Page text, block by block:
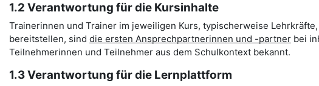
1.2 Verantwortung für die Kursinhalte
Trainerinnen und Trainer im jeweiligen Kurs, typischerweise
bereitstellen, sind die ersten Ansprechpartnerinnen und -partner bei
Teilnehmerinnen und Teilnehmer aus dem Schulkontext bekannt.
1.3 Verantwortung für die Lernplattform